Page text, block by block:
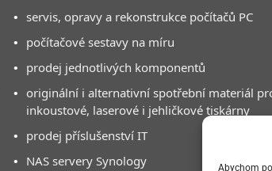
Abychom
• servis, opravy a rekonstrukce počítačů PC
• počítačové sestavy na míru
• prodej jednotlivých komponentů
• originální i alternativní spotřební materiál
inkoustové, laserové i jehličkové tiskárny
• prodej příslušenství IT
• NAS servery Synology